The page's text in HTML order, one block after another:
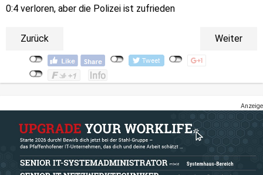
0:4 verloren, aber die Polizei ist zufrieden
Zurück Weiter
Anzeige